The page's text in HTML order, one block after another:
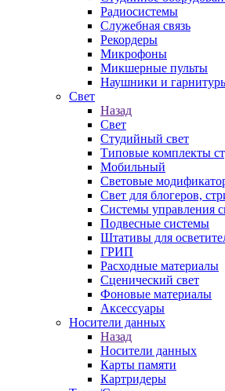
Радиосистемы
Служебная связь
Рекордеры
Микрофоны
Микшерные пульты
Наушники и
Свет
Назад
Свет
Студийный свет
Типовые комплекты
Мобильный
Световые
Свет для блогеров,
Системы управления
Подвесные системы
Штативы для
ГРИП
Расходные материалы
Сценический свет
Фоновые материалы
Аксессуары
Носители данных
Назад
Носители данных
Карты памяти
Картридеры